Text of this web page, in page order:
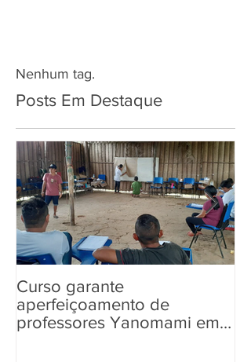
Nenhum tag.
Posts Em Destaque
Curso garante
aperfeiçoamento de
professores Yanomami em